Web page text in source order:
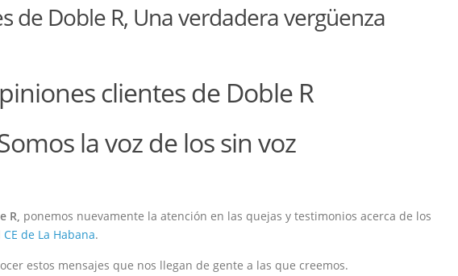
de Doble R, Una verdadera vergüenza
clientes de Doble R
la voz de los sin voz
R, ponemos nuevamente la atención en las quejas y testimonios acerca de los
CE de La Habana.
estos mensajes que nos llegan de gente a las que creemos.